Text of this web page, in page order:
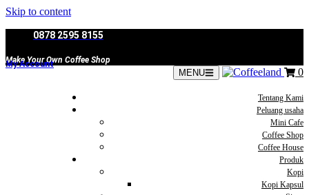
Skip to content
0878 2595 8155
Make Your Own Coffee Shop
My Account
MENU 0
Tentang Kami
Peluang usaha
Mini Cafe
Coffee Shop
Coffee House
Produk
Kopi
Kopi Kapsul